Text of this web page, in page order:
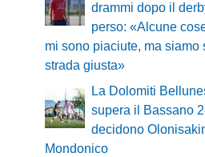
drammi dopo il
perso: «Alcune
mi sono piaciute, ma siamo
strada giusta»
La Dolomiti
supera il Bassano
decidono
Mondonico